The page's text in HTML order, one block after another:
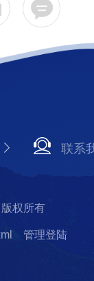
联系
权所有
管理登陆